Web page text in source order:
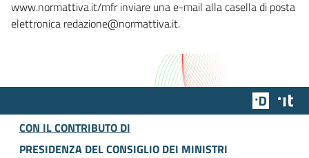
www.normattiva.it/mfr inviare una e-mail alla casella di posta
elettronica redazione@normattiva.it.
Team
CON IL CONTRIBUTO DI
PRESIDENZA DEL CONSIGLIO DEI MINISTRI